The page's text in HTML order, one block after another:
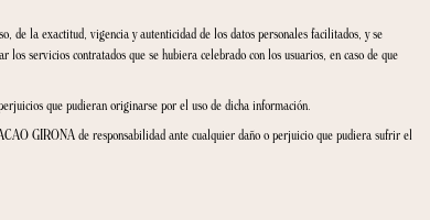
obligaciones legales.
suficiente, ya sea porque cuentan con Normas Corporativas